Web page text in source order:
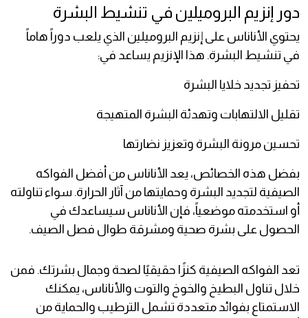
دور إنزيم البروميلين في تنشيط البشرة
يحتوي الأناناس على إنزيم البروميلين الذي يلعب دوراً هاماً
في تنشيط البشرة. هذا الإنزيم يساعد في:
تحفيز تجديد خلايا البشرة
تقليل الالتهابات وتهدئة البشرة المتهيجة
تحسين مرونة البشرة وتعزيز نضارتها
بفضل هذه الخصائص، يعد الأناناس من أفضل الفواكه
الصيفية لتجديد البشرة وحمايتها من آثار الحرارة. سواء تناولته
أو استخدمته موضعياً، فإن الأناناس سيساعدك في
الحصول على بشرة صحية ومشرقة طوال فصل الصيف.
تعد الفواكه الصيفية كنزًا حقيقيًا لصحة وجمال بشرتك. فمن
خلال تناول البطيخ والخوخ والتوت والأناناس، يمكنك
الاستمتاع بفوائد متعددة تشمل الترطيب والحماية من